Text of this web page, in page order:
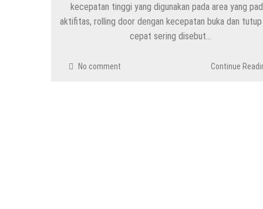
kecepatan tinggi yang digunakan pada area yang
aktifitas, rolling door dengan kecepatan buka dan tutup
cepat sering disebut…
No comment Continue